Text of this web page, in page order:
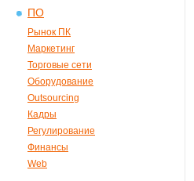
ПО
Рынок ПК
Маркетинг
Торговые сети
Оборудование
Outsourcing
Кадры
Регулирование
Финансы
Web